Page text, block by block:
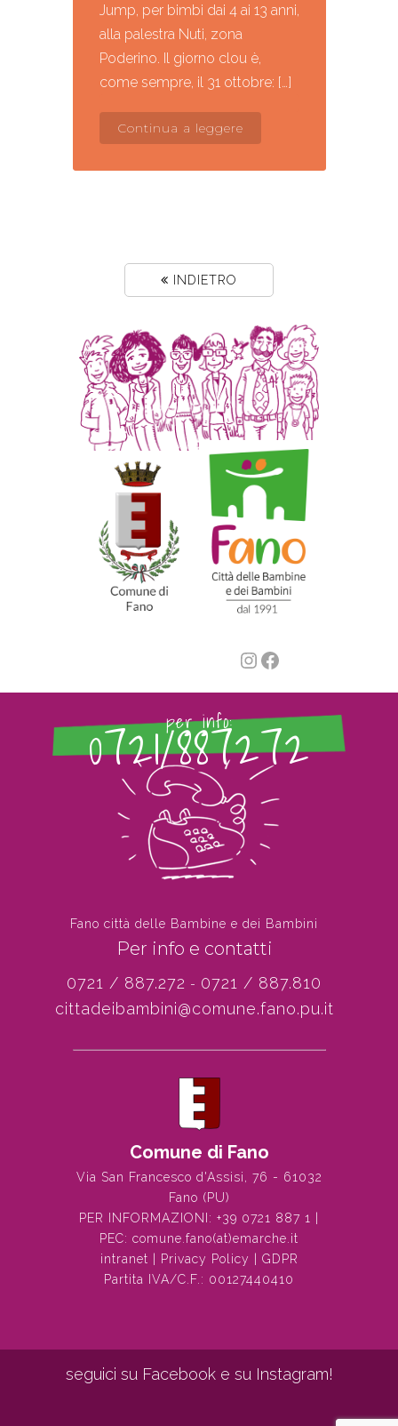
Jump, per bimbi dai 4 ai 13 anni,
alla palestra Nuti, zona
Poderino. Il giorno clou è,
come sempre, il 31 ottobre: […]
Continua a leggere
INDIETRO
Instagram
Facebook
per info:
0721/887272
Fano città delle Bambine e dei Bambini
Per info e contatti
0721 / 887.272 - 0721 / 887.810
cittadeibambini@comune.fano.pu.it
Comune di Fano
Via San Francesco d'Assisi, 76 - 61032
Fano (PU)
PER INFORMAZIONI: +39 0721 887 1
PEC: comune.fano(at)emarche.it
intranet
Privacy Policy
GDPR
Partita IVA/C.F.: 00127440410
seguici su Facebook e su Instagram!